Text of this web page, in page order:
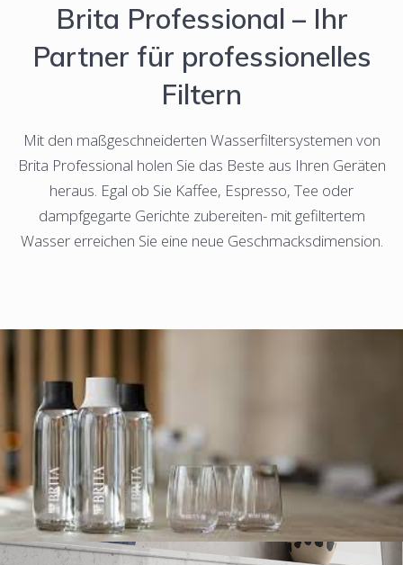
Brita Professional – Ihr
Partner für professionelles
Filtern
Mit den maßgeschneiderten Wasserfiltersystemen von
Brita Professional holen Sie das Beste aus Ihren Geräten
heraus. Egal ob Sie Kaffee, Espresso, Tee oder
dampfgegarte Gerichte zubereiten- mit gefiltertem
Wasser erreichen Sie eine neue Geschmacksdimension.